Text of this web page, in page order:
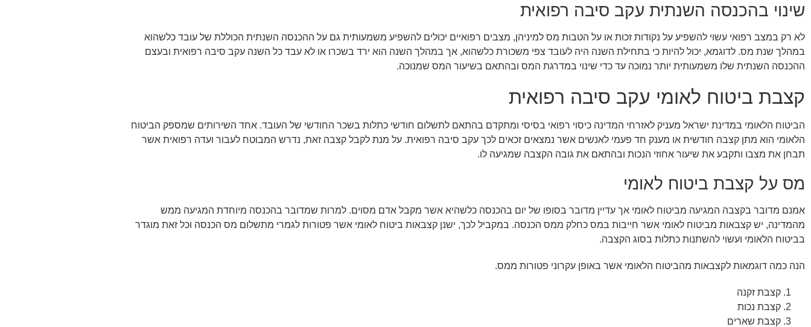
שינוי בהכנסה השנתית עקב סיבה רפואית
לא רק במצב רפואי עשוי להשפיע על נקודות זכות או על הטבות מס למיניהן, מצבים רפואיים יכולים להשפיע משמעותית גם על ההכנסה השנתית הכוללת של עובד כלשהוא
במהלך שנת מס. לדוגמא, יכול להיות כי בתחילת השנה היה לעובד צפי משכורת כלשהוא, אך במהלך השנה הוא ירד בשכרו או לא עבד כל השנה עקב סיבה רפואית ובעצם
ההכנסה השנתית שלו משמעותית יותר נמוכה עד כדי שינוי במדרגת המס ובהתאם בשיעור המס שמנוכה.
קצבת ביטוח לאומי עקב סיבה רפואית
הביטוח הלאומי במדינת ישראל מעניק לאזרחי המדינה כיסוי רפואי בסיסי ומתקדם בהתאם לתשלום חודשי כתלות בשכר החודשי של העובד. אחד השירותים שמספק הביטוח
הלאומי הוא מתן קצבה חודשית או מענק חד פעמי לאנשים אשר נמצאים זכאים לכך עקב סיבה רפואית. על מנת לקבל קצבה זאת, נדרש המבוטח לעבור ועדה רפואית אשר
תבחן את מצבו ותקבע את שיעור אחוזי הנכות ובהתאם את גובה הקצבה שמגיעה לו.
מס על קצבת ביטוח לאומי
אמנם מדובר בקצבה המגיעה מביטוח לאומי אך עדיין מדובר בסופו של יום בהכנסה כלשהיא אשר מקבל אדם מסוים. למרות שמדובר בהכנסה מיוחדת המגיעה ממש
מהמדינה, יש קצבאות מביטוח לאומי אשר חייבות במס כחלק ממס הכנסה. במקביל לכך, ישנן קצבאות ביטוח לאומי אשר פטורות לגמרי מתשלום מס הכנסה וכל זאת מוגדר
בביטוח הלאומי ועשוי להשתנות כתלות בסוג הקצבה.
הנה כמה דוגמאות לקצבאות מהביטוח הלאומי אשר באופן עקרוני פטורות ממס.
קצבת זקנה
קצבת נכות
קצבת שארים